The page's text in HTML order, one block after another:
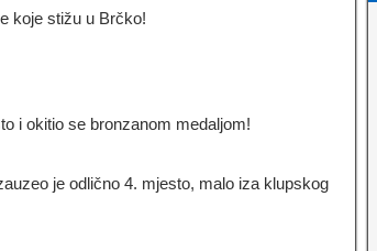
koje stižu u Brčko!
i okitio se bronzanom medaljom!
je odlično 4. mjesto, malo iza klupskog